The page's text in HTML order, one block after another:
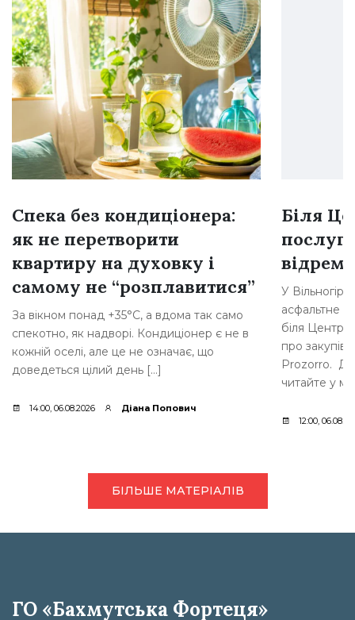
Спека без кондиціонера:
як не перетворити
квартиру на духовку і
самому не “розплавитися”
За вікном понад +35°C, а вдома так само
спекотно, як надворі. Кондиціонер є не в
кожній оселі, але це не означає, що
доведеться цілий день […]
14:00, 06.08.2026 Діана Попович
Біля
послуг
У
асфальтне
біля Центру
про
Prozorro.
читайте у
12:00,
БІЛЬШЕ МАТЕРІАЛІВ
ГО «Бахмутська Фортеця»